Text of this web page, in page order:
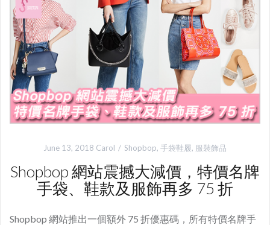
June 13, 2018 Carol Shopbop, 手袋鞋履, 服裝飾品
Shopbop 網站震撼大減價，特價名牌
手袋、鞋款及服飾再多 75 折
Shopbop 網站推出一個額外 75 折優惠碼，所有特價名牌手